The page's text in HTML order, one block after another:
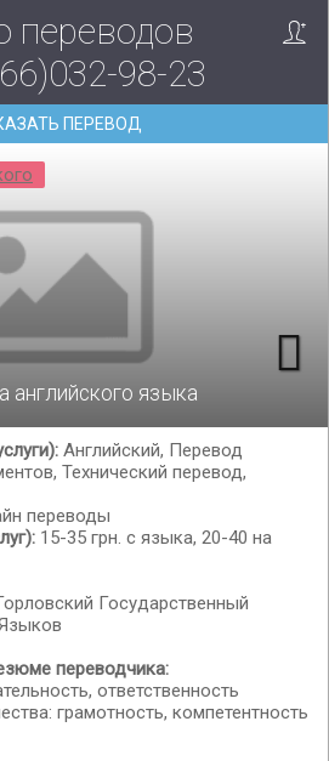
переводов
98-23
ПЕРЕВОД
языка
Английский, Перевод
Технический перевод,
переводы
15-35 грн. с языка, 20-40 на
Государственный
переводчика:
ответственность
грамотность, компетентность